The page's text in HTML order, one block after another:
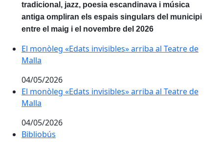
tradicional, jazz, poesia escandinava i música
antiga ompliran els espais singulars del municipi
entre el maig i el novembre del 2026
El monòleg «Edats invisibles» arriba al Teatre de
El monòleg «Edats invisibles» arriba al Teatre de
Malla
04/05/2026
El monòleg «Edats invisibles» arriba al Teatre de
El monòleg «Edats invisibles» arriba al Teatre de
Malla
04/05/2026
Bibliobús
Bibliobús